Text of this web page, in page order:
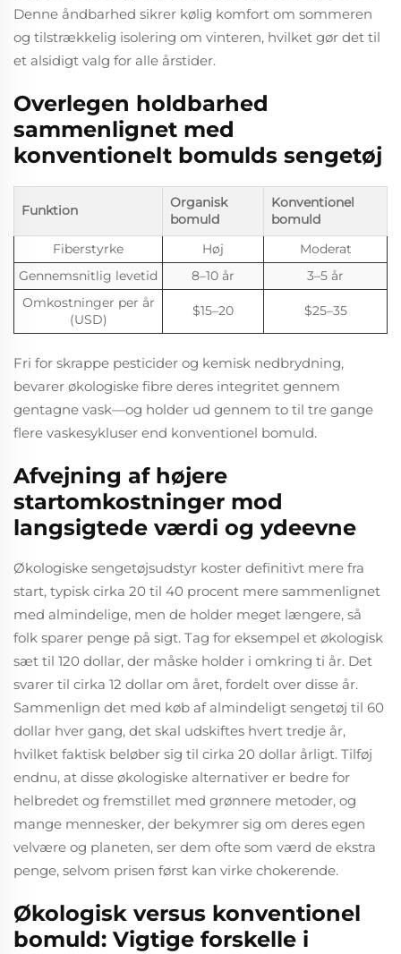
Denne åndbarhed sikrer kølig komfort om sommeren
og tilstrækkelig isolering om vinteren, hvilket gør det til
et alsidigt valg for alle årstider.
Overlegen holdbarhed
sammenlignet med
konventionelt bomulds sengetøj
Funktion
Organisk
bomuld
Konventionel
bomuld
Fiberstyrke
Høj
Moderat
Gennemsnitlig levetid
8–10 år
3–5 år
Omkostninger per år
(USD)
$15–20 $25–35
Fri for skrappe pesticider og kemisk nedbrydning,
bevarer økologiske fibre deres integritet gennem
gentagne vask—og holder ud gennem to til tre gange
flere vaskesykluser end konventionel bomuld.
Afvejning af højere
startomkostninger mod
langsigtede værdi og ydeevne
Økologiske sengetøjsudstyr koster definitivt mere fra
start, typisk cirka 20 til 40 procent mere sammenlignet
med almindelige, men de holder meget længere, så
folk sparer penge på sigt. Tag for eksempel et økologisk
sæt til 120 dollar, der måske holder i omkring ti år. Det
svarer til cirka 12 dollar om året, fordelt over disse år.
Sammenlign det med køb af almindeligt sengetøj til 60
dollar hver gang, det skal udskiftes hvert tredje år,
hvilket faktisk beløber sig til cirka 20 dollar årligt. Tilføj
endnu, at disse økologiske alternativer er bedre for
helbredet og fremstillet med grønnere metoder, og
mange mennesker, der bekymrer sig om deres egen
velvære og planeten, ser dem ofte som værd de ekstra
penge, selvom prisen først kan virke chokerende.
Økologisk versus konventionel
bomuld: Vigtige forskelle i